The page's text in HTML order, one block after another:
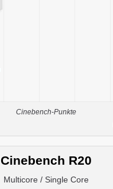
Cinebench-Punkte
Cinebench R20
Multicore / Single Core